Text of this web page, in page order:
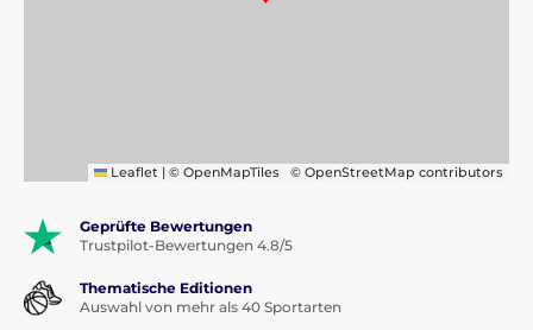
Leaflet | © OpenMapTiles © OpenStreetMap contributors
Geprüfte Bewertungen
Trustpilot-Bewertungen 4.8/5
Thematische Editionen
Auswahl von mehr als 40 Sportarten